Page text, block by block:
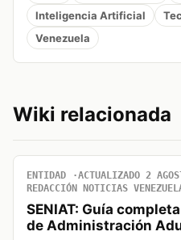
Inteligencia Artificial
Venezuela
Wiki relacionada
ENTIDAD ACTUALIZADO 2
REDACCIÓN NOTICIAS
SENIAT: Guía
de Administración